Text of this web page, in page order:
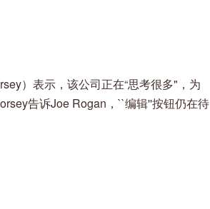
）表示，该公司正在“思考很多"，为
告诉Joe Rogan，``编辑''按钮仍在待